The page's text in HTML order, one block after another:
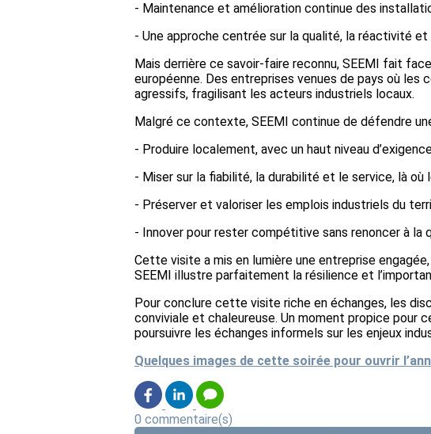
- Maintenance et amélioration continue des
- Une approche centrée sur la qualité, la réactivité
Mais derrière ce savoir‑faire reconnu, SEEMI fait
européenne. Des entreprises venues de pays où
agressifs, fragilisant les acteurs industriels locaux.
Malgré ce contexte, SEEMI continue de défendre
- Produire localement, avec un haut niveau
- Miser sur la fiabilité, la durabilité et le service, là
- Préserver et valoriser les emplois industriels du
- Innover pour rester compétitive sans renoncer à la
Cette visite a mis en lumière une entreprise
SEEMI illustre parfaitement la résilience et
Pour conclure cette visite riche en échanges, les
conviviale et chaleureuse. Un moment propice pour
poursuivre les échanges informels sur les enjeux
Quelques images de cette soirée pour ouvrir
0 commentaire(s)